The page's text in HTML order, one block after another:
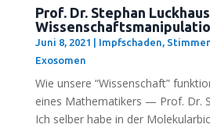
Prof. Dr. Stephan
Juni 8, 2021 | Impfschaden
Exosomen
Wie unse­re “Wis­sen­schaft”
eines Mathe­ma­ti­kers — Prof. Dr.
Ich sel­ber habe in der